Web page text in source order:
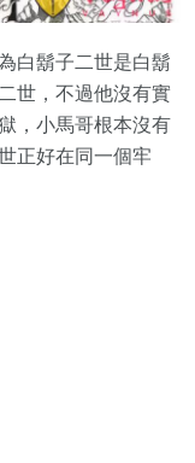
白鬍子二世是白鬍
世，不過他沒有實
，小馬哥根本沒有
正好在同一個牢